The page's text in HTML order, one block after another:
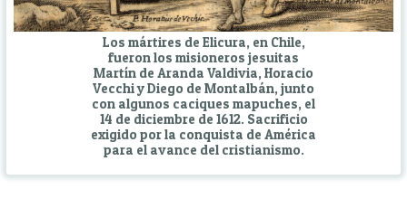
Los mártires de Elicura, en Chile,
fueron los misioneros jesuitas
Martín de Aranda Valdivia, Horacio
Vecchi y Diego de Montalbán, junto
con algunos caciques mapuches, el
14 de diciembre de 1612. Sacrificio
exigido por la conquista de América
para el avance del cristianismo.